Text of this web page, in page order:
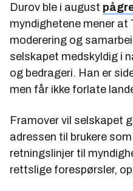
Durov ble i august
myndighetene mener at
moderering og
selskapet medskyldig i
og bedrageri. Han er
men får ikke forlate
Framover vil selskapet
adressen til brukere
retningslinjer til
rettslige forespørsler,